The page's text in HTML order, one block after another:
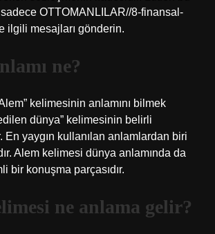
OTTOMANLILAR//8-finansal-
ilgili mesajları gönderin.
ne?
kelimesinin anlamını bilmek
dünya” kelimesinin belirli
En yaygın kullanılan anlamlardan biri
Alem kelimesi dünya anlamında da
bir konuşma parçasıdır.
ne anlama gelir?